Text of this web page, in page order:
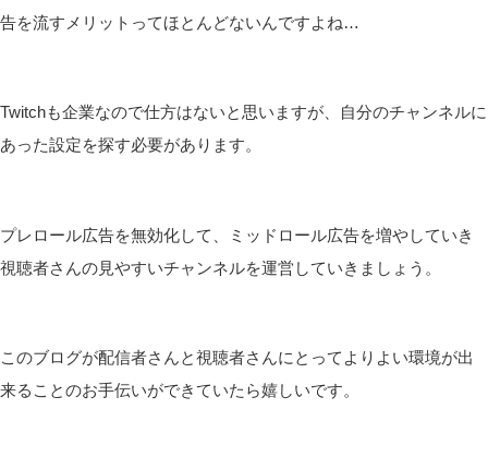
告を流すメリットってほとんどないんですよね…
Twitchも企業なので仕方はないと思いますが、自分のチャンネルに
あった設定を探す必要があります。
プレロール広告を無効化して、ミッドロール広告を増やしていき
視聴者さんの見やすいチャンネルを運営していきましょう。
このブログが配信者さんと視聴者さんにとってよりよい環境が出
来ることのお手伝いができていたら嬉しいです。